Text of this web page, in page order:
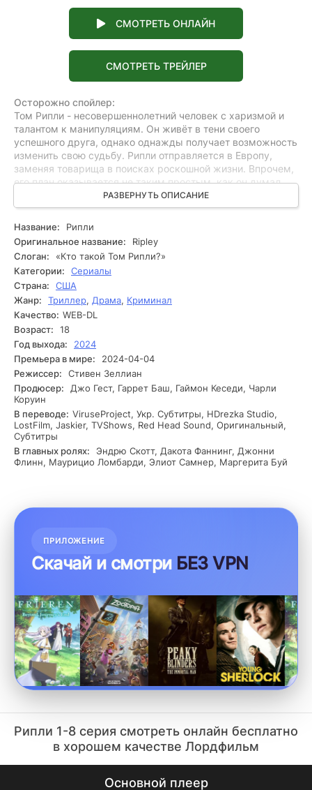
СМОТРЕТЬ ОНЛАЙН
СМОТРЕТЬ ТРЕЙЛЕР
Осторожно спойлер:
Том Рипли - несовершеннолетний человек с харизмой и
талантом к манипуляциям. Он живёт в тени своего
успешного друга, однако однажды получает возможность
изменить свою судьбу. Рипли отправляется в Европу,
заменяя товарища в поисках роскошной жизни. Впрочем,
его план оказывается не таким простым, как он думал.
Вскоре он сталкивается с непредвиденными преградами
и запутанными отношениями, которые ставят под угрозу
его замыслы. Погружаясь в мир роскоши и преступности,
доброжелательны. Он начинает запутываться в своих
личных обманах, и каждое его решение приводит к новым
последствиям. При этом его уверенность в себе
подвергается сомнению, и иногда он встречает
персонажей, которые не собираются оставлять его в
покое. Вскоре Рипли понимает, что его план может
обернуться катастрофой, а его действия будут иметь
длительные последствия. На этом рубеже он оказывается
перед выбором - продолжать ли свою игру или
попытаться прекратить цепь лжи, которая его окружает.
РАЗВЕРНУТЬ ОПИСАНИЕ
Название:
Рипли
Оригинальное название:
Ripley
Слоган:
«Кто такой Том Рипли?»
Категории:
Сериалы
Страна:
США
Жанр:
Триллер, Драма, Криминал
Качество: WEB-DL
Возраст:
18
Год выхода:
2024
Премьера в мире:
2024-04-04
Режиссер:
Стивен Зеллиан
Продюсер:
Джо Гест, Гаррет Баш, Гаймон Кеседи, Чарли
Коруин
В переводе: ViruseProject, Укр. Субтитры, HDrezka Studio,
LostFilm, Jaskier, TVShows, Red Head Sound, Оригинальный,
Субтитры
В главных ролях:
Эндрю Скотт, Дакота Фаннинг, Джонни
Флинн, Маурицио Ломбарди, Элиот Самнер, Маргерита Буй
ПРИЛОЖЕНИЕ
Скачай и смотри
Рипли 1-8 серия смотреть онлайн бесплатно
в хорошем качестве Лордфильм